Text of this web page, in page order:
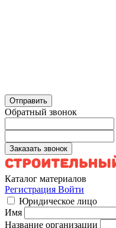
Обратный звонок
Каталог материалов
Регистрация Войти
Юридическое лицо
Имя
Название организации